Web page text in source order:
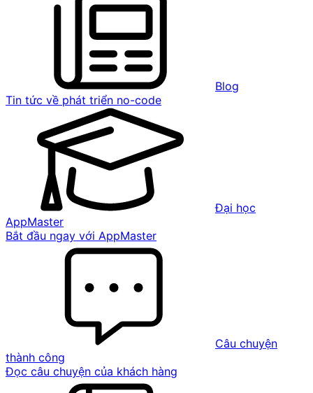
Blog
Tin tức về phát triển no-code
Đại học
AppMaster
Bắt đầu ngay với AppMaster
Câu chuyện
thành công
Đọc câu chuyện của khách hàng